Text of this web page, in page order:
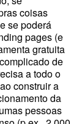
coisas
se poderá
pages (e
gratuita
de
a todo o
construir a
da
pessoas